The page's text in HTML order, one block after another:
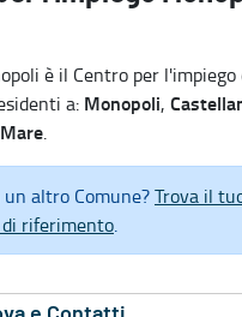
è il Centro per
a: Monopoli,
.
altro Comune?Trova il
riferimento.